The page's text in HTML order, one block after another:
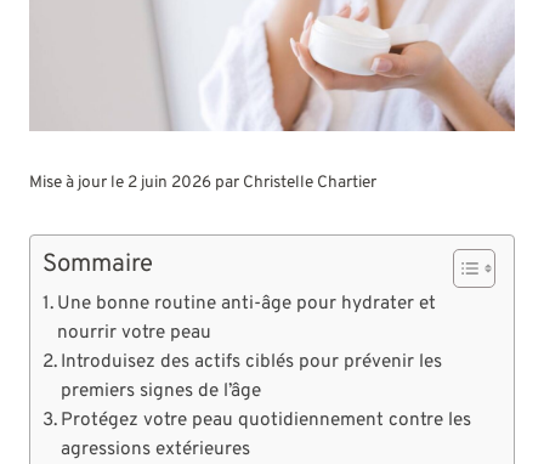
Mise à jour le 2 juin 2026 par Christelle Chartier
Sommaire
Une bonne routine anti-âge pour hydrater et
nourrir votre peau
Introduisez des actifs ciblés pour prévenir les
premiers signes de l’âge
Protégez votre peau quotidiennement contre les
agressions extérieures